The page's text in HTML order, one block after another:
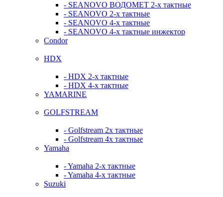
- SEANOVO ВОДОМЕТ 2-х тактные
- SEANOVO 2-х тактные
- SEANOVO 4-х тактные
- SEANOVO 4-х тактные инжектор
Condor
HDX
- HDX 2-х тактные
- HDX 4-х тактные
YAMARINE
GOLFSTREAM
- Golfstream 2х тактные
- Golfstream 4х тактные
Yamaha
- Yamaha 2-х тактные
- Yamaha 4-х тактные
Suzuki